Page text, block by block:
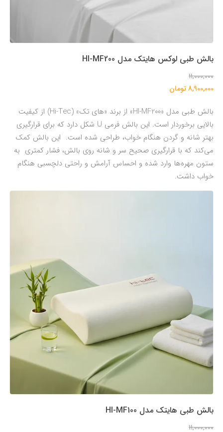
بالش طبی لوکس هایتک مدل HI-MF200
11,000,000
8,900,000 تومان
بالش طبی مدل «HI-MF200» از برند «های تک» (Hi-Tec) از کیفیت
بالایی برخوردار است. این بالش فرمی U شکل دارد که برای قرارگیری
بهتر شانه و گردن هنگام خواب، طراحی شده است. این بالش کمک
می‌کند که با قرارگیری صحیح سر و شانه روی بالش، فشار کمتری به
ستون مهره‌ها وارد شده و احساس آرامش و راحتی دلچسبی هنگام
خواب داشت.
بالش طبی هایتک مدل HI-MF100
11,000,000